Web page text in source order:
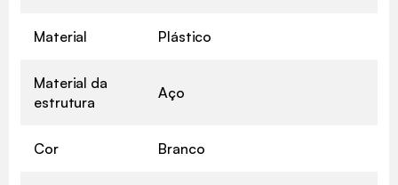
Material Plástico
Material da
estrutura
Aço
Cor Branco